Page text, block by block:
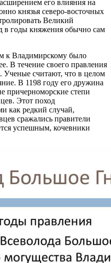
его влияния на
князья северо-восточных
Великий
в годы княжения обычно сам
к Владимирскому было
В течение своего правления
Ученые считают, что в целом
В 1198 году его дружина
причерноморские степи
Этот поход
как редкий случай,
сражались правители
успешным, кочевники